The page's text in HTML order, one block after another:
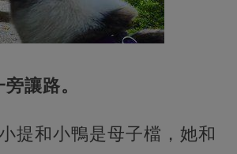
讓路。
提和小鴨是母子檔，她和